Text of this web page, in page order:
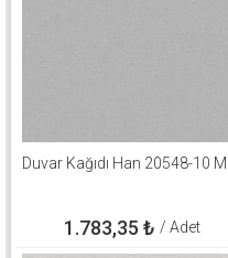
Duvar Kağıdı Han 20548-10 M
1.783,35 ₺ / Adet